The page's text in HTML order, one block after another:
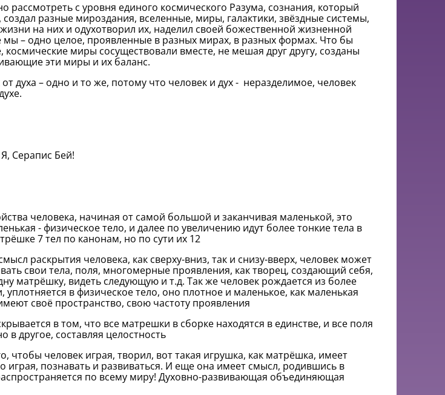
с уровня единого космического Разума, сознания, который
разные мироздания, вселенные, миры, галактики, звёздные системы,
на них и одухотворил их, наделил своей божественной жизненной
мы – одно целое, проявленные в разных мирах, в разных формах. Что бы
миры сосуществовали вместе, не мешая друг другу, созданы
эти миры и их баланс.
духа – одно и то же, потому что человек и дух - неразделимое, человек
Серапис Бей!
человека, начиная от самой большой и заканчивая маленькой, это
- физическое тело, и далее по увеличению идут более тонкие тела в
7 тел по канонам, но по сути их 12
раскрытия человека, как сверху-вниз, так и снизу-вверх, человек может
свои тела, поля, многомерные проявления, как творец, создающий себя,
матрёшку, видеть следующую и т.д. Так же человек рождается из более
уплотняется в физическое тело, оно плотное и маленькое, как маленькая
своё пространство, свою частоту проявления
в том, что все матрешки в сборке находятся в единстве, и все поля
в другое, составляя целостность
чтобы человек играя, творил, вот такая игрушка, как матрёшка, имеет
играя, познавать и развиваться. И еще она имеет смысл, родившись в
по всему миру! Духовно-развивающая объединяющая